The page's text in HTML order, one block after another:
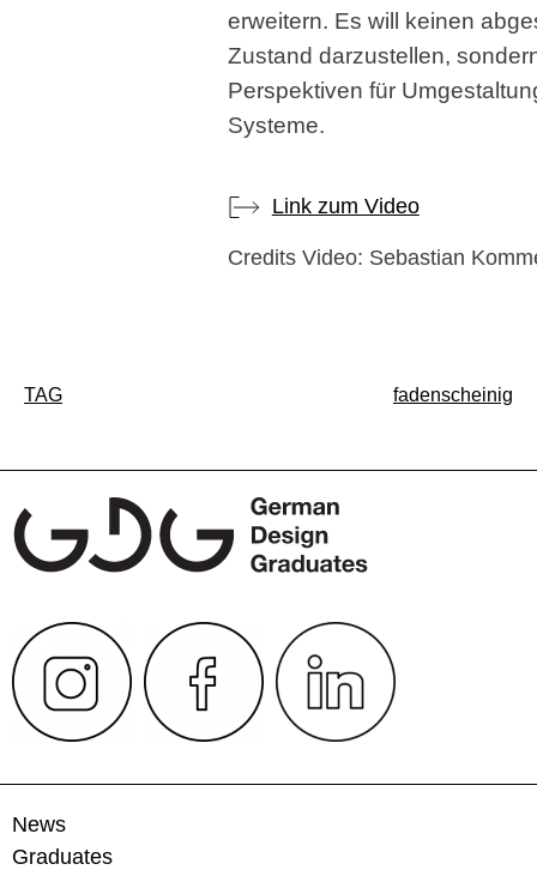
erweitern. Es will keinen
Zustand darzustellen,
Perspektiven für
Systeme.
Link zum Video
Credits Video: Sebastian
Beitragsnavigation
TAG fadenscheinig
News
Graduates